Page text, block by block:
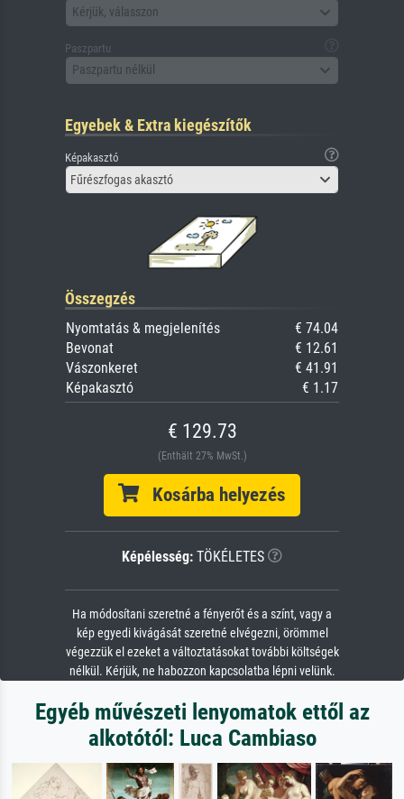
Kérjük, válasszon
Paszpartu
Paszpartu nélkül
Egyebek & Extra kiegészítők
Képakasztó
Fűrészfogas akasztó
Összegzés
Nyomtatás & megjelenítés
€ 74.04
Bevonat
€ 12.61
Vászonkeret
€ 41.91
Képakasztó
€ 1.17
€ 129.73
(Enthält 27% MwSt.)
Kosárba helyezés
Képélesség: TÖKÉLETES
Ha módosítani szeretné a fényerőt és a színt, vagy a
kép egyedi kivágását szeretné elvégezni, örömmel
végezzük el ezeket a változtatásokat további költségek
nélkül. Kérjük, ne habozzon kapcsolatba lépni velünk.
Egyéb művészeti lenyomatok ettől az
alkotótól: Luca Cambiaso